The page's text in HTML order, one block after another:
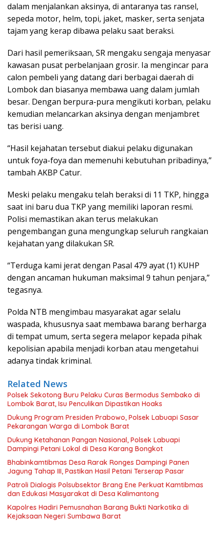
dalam menjalankan aksinya, di antaranya tas ransel,
sepeda motor, helm, topi, jaket, masker, serta senjata
tajam yang kerap dibawa pelaku saat beraksi.
Dari hasil pemeriksaan, SR mengaku sengaja menyasar
kawasan pusat perbelanjaan grosir. Ia mengincar para
calon pembeli yang datang dari berbagai daerah di
Lombok dan biasanya membawa uang dalam jumlah
besar. Dengan berpura-pura mengikuti korban, pelaku
kemudian melancarkan aksinya dengan menjambret
tas berisi uang.
“Hasil kejahatan tersebut diakui pelaku digunakan
untuk foya-foya dan memenuhi kebutuhan pribadinya,”
tambah AKBP Catur.
Meski pelaku mengaku telah beraksi di 11 TKP, hingga
saat ini baru dua TKP yang memiliki laporan resmi.
Polisi memastikan akan terus melakukan
pengembangan guna mengungkap seluruh rangkaian
kejahatan yang dilakukan SR.
“Terduga kami jerat dengan Pasal 479 ayat (1) KUHP
dengan ancaman hukuman maksimal 9 tahun penjara,”
tegasnya.
Polda NTB mengimbau masyarakat agar selalu
waspada, khususnya saat membawa barang berharga
di tempat umum, serta segera melapor kepada pihak
kepolisian apabila menjadi korban atau mengetahui
adanya tindak kriminal.
Related News
Polsek Sekotong Buru Pelaku Curas Bermodus Sembako di
Lombok Barat, Isu Penculikan Dipastikan Hoaks
Dukung Program Presiden Prabowo, Polsek Labuapi Sasar
Pekarangan Warga di Lombok Barat
Dukung Ketahanan Pangan Nasional, Polsek Labuapi
Dampingi Petani Lokal di Desa Karang Bongkot
Bhabinkamtibmas Desa Rarak Ronges Dampingi Panen
Jagung Tahap III, Pastikan Hasil Petani Terserap Pasar
Patroli Dialogis Polsubsektor Brang Ene Perkuat Kamtibmas
dan Edukasi Masyarakat di Desa Kalimantong
Kapolres Hadiri Pemusnahan Barang Bukti Narkotika di
Kejaksaan Negeri Sumbawa Barat